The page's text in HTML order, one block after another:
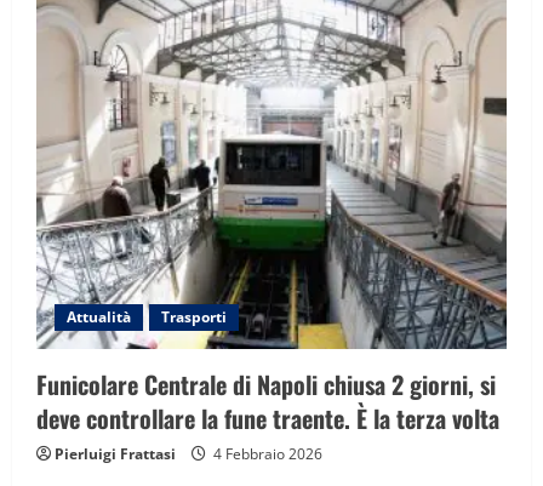
Attualità Trasporti
Funicolare Centrale di Napoli chiusa 2 giorni, si
deve controllare la fune traente. È la terza volta
Pierluigi Frattasi 4 Febbraio 2026